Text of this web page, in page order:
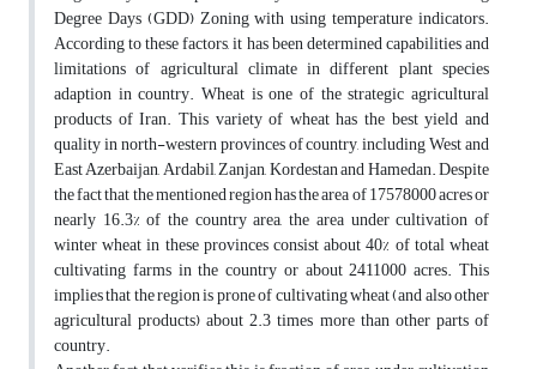
Degree Days (GDD) Zoning with using temperature indicators.
According to these factors, it has been determined capabilities and
limitations of agricultural climate in different plant species
adaption in country. Wheat is one of the strategic agricultural
products of Iran. This variety of wheat has the best yield and
quality in north-western provinces of country, including West and
East Azerbaijan, Ardabil, Zanjan, Kordestan and Hamedan. Despite
the fact that the mentioned region has the area of 17578000 acres or
nearly 16.3% of the country area, the area under cultivation of
winter wheat in these provinces consist about 40% of total wheat
cultivating farms in the country or about 2411000 acres. This
implies that the region is prone of cultivating wheat (and also other
agricultural products) about 2.3 times more than other parts of
country.